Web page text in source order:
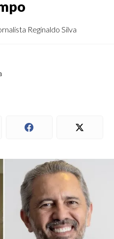
Reginaldo Silva